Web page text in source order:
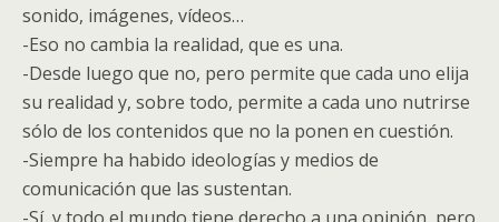
sonido, imágenes, vídeos…
-Eso no cambia la realidad, que es una.
-Desde luego que no, pero permite que cada uno elija
su realidad y, sobre todo, permite a cada uno nutrirse
sólo de los contenidos que no la ponen en cuestión.
-Siempre ha habido ideologías y medios de
comunicación que las sustentan.